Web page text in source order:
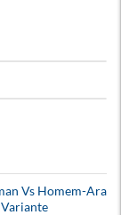
Vs Homem-